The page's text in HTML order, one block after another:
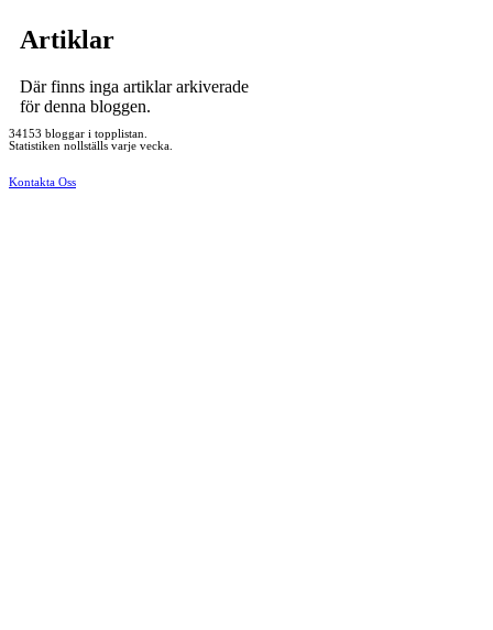
Artiklar
Där finns inga artiklar arkiverade
för denna bloggen.
34153 bloggar i topplistan.
Statistiken nollställs varje vecka.
Kontakta Oss